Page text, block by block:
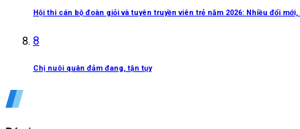
Hội thi cán bộ đoàn giỏi và tuyên truyền viên trẻ năm 2026: Nhiều đổi
8
Chị nuôi quân đảm đang, tận tụy